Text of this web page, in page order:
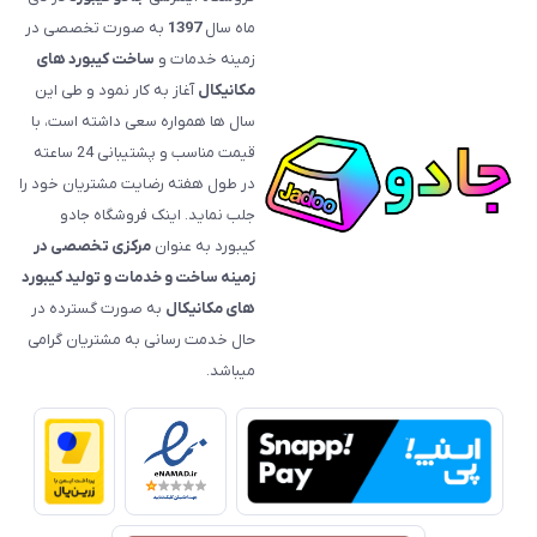
ماه سال1397 به صورت تخصصی در
زمینه خدمات و ساخت کیبورد های
مکانیکالآغاز به کار نمود و طی این
سال ها همواره سعی داشته است، با
قیمت‌ مناسب و پشتیبانی 24 ساعته
در طول هفته رضایت مشتریان خود را
جلب نماید. اینک فروشگاه جادو
کیبورد به عنوان مرکزی تخصصی در
زمینه ساخت و خدمات و تولید کیبورد
های مکانیکال به صورت گسترده در
حال خدمت رسانی به مشتریان گرامی
میباشد.